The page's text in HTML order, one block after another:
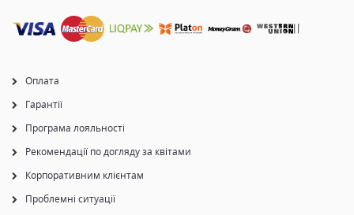
Оплата
Гарантії
Програма лояльності
Рекомендації по догляду за квітами
Корпоративним клієнтам
Проблемні ситуації